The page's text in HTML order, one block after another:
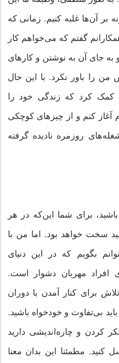
بر آن‌ها غلبه کنیم. زمانی که
گفتم که می‌خواهم کار
به جای آن به نوشتن و کارهای
من را باور نکرد. با این حال
کمک کرد که زندگی خود را
آغاز کنم و از چیزهای کوچکی
روزمره نادیده گرفته
برای شما این‌که در هر
سخت خواهد بود. اما من با
بگویم که در این دنیای
افراد مهربان دشوار است.
برای کنار آمدن با دوران
بی‌تفاوت و خودخواه باشید.
کردن و چاره‌اندیشی دارید
کنید. مطمئنا این بدان معنا